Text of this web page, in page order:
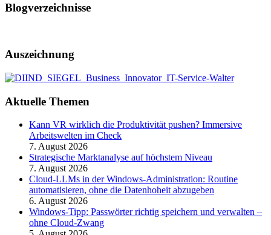
Blogverzeichnisse
Auszeichnung
Aktuelle Themen
Kann VR wirklich die Produktivität pushen? Immersive
Arbeitswelten im Check
7. August 2026
Strategische Marktanalyse auf höchstem Niveau
7. August 2026
Cloud-LLMs in der Windows-Administration: Routine
automatisieren, ohne die Datenhoheit abzugeben
6. August 2026
Windows-Tipp: Passwörter richtig speichern und verwalten –
ohne Cloud-Zwang